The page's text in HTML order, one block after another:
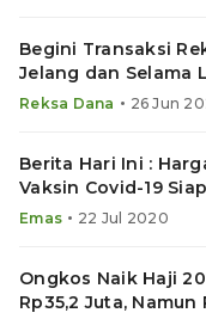
Begini Transaksi
Jelang dan Selama
Adha 2023
Reksa Dana • 26 Jun
Berita Hari Ini :
Vaksin Covid-19
Emas • 22 Jul 2020
Ongkos Naik Haji
Rp35,2 Juta,